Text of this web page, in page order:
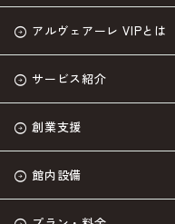
アルヴェアーレ VIPとは
サービス紹介
創業支援
館内設備